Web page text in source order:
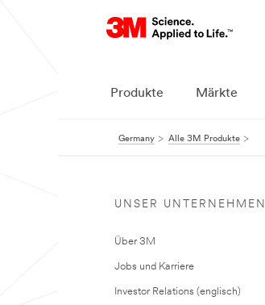
Produkte Märkte
Germany Alle 3M Produkte
UNSER UNTERNEHMEN
Über 3M
Jobs und Karriere
Investor Relations (englisch)